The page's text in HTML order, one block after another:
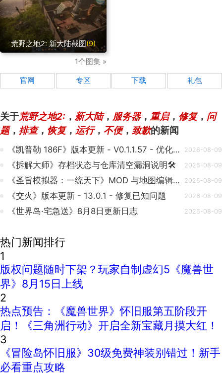
荒野之地2: 新大陆截图 (9)
1个图集 »
官网 专区 下载 礼包
关于荒野之地2: ， 新大陆， 服务器， 重启， 修复， 问
题， 排查， 恢复， 运行， 不便， 致歉的新闻
《凯普勒 186F》版本更新 - V0.1.1.57 - 优化地图体验与耐久度调整 2026-08-09
《拆解大师》存档状态与仓库清空漏洞说明🛠️ 2026-08-09
《圣旨模拟器：一统天下》MOD 与地图编辑器体验优化 2026-08-09
《交火》版本更新 - 13.0.1 - 修复已知问题 2026-08-09
《世界岛·宅急送》8月8日更新日志 2026-08-09
热门新闻排行
1
版权问题随时下架？玩家自制虚幻5《魔兽世
界》8月15日上线
2
热点预告：《魔兽世界》怀旧服第五阶段开
启！《三角洲行动》开启全新宝藏月摸大红！
3
《冒险岛怀旧服》30级免费神装别错过！新手
必看重点攻略